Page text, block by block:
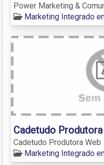
Power Marketing &
Marketing Integrado
Cadetudo
Cadetudo Produtora Web
Marketing Integrado